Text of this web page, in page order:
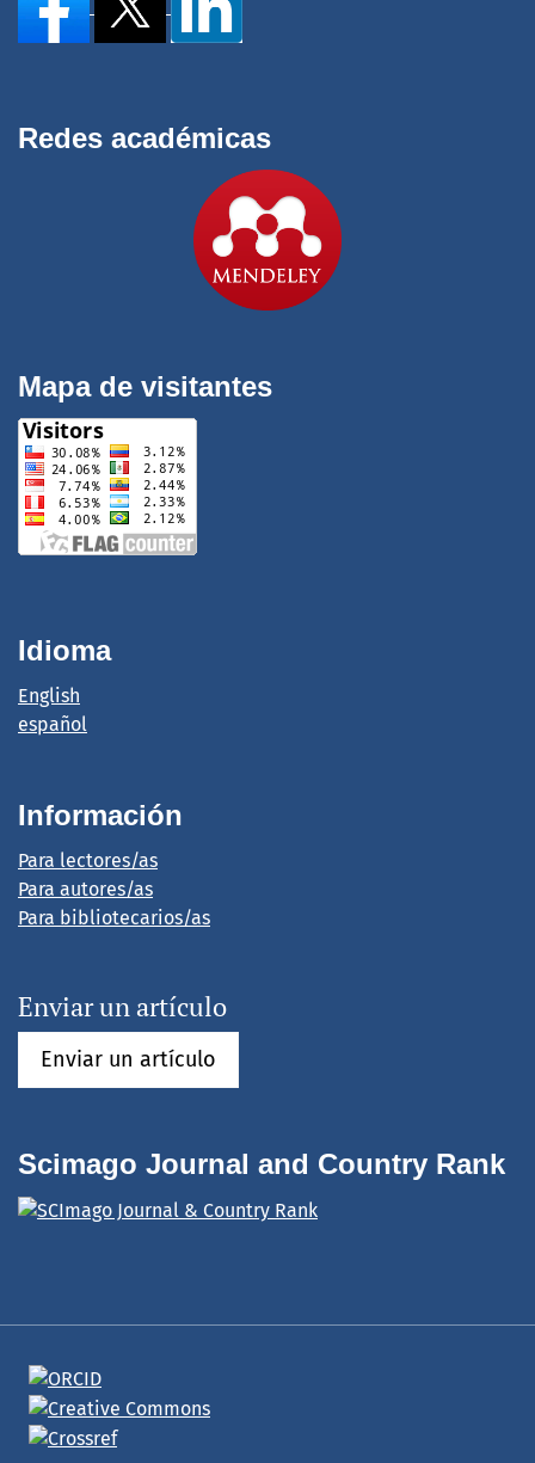
Redes académicas
Mapa de visitantes
Idioma
English
español
Información
Para lectores/as
Para autores/as
Para bibliotecarios/as
Enviar un artículo
Enviar un artículo
Scimago Journal and Country Rank